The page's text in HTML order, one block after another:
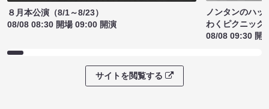
８月本公演（8/1～8/23）
08/08 08:30 開場 09:00 開演
ノンタンのハッ
わくピクニック
08/08 09:30 開
サイトを閲覧する